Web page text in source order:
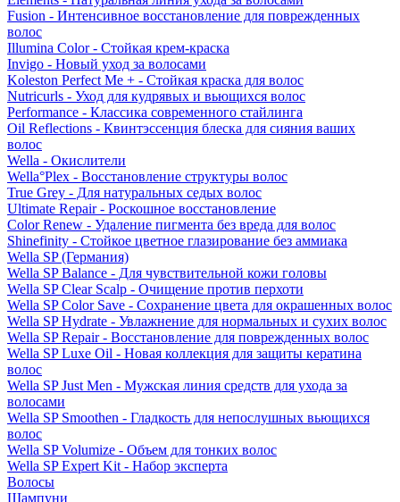
Fusion - Интенсивное восстановление для поврежденных
волос
Illumina Color - Стойкая крем-краска
Invigo - Новый уход за волосами
Koleston Perfect Me + - Стойкая краска для волос
Nutricurls - Уход для кудрявых и вьющихся волос
Performance - Классика современного стайлинга
Oil Reflections - Квинтэссенция блеска для сияния ваших
волос
Wella - Окислители
Wella°Plex - Восстановление структуры волос
True Grey - Для натуральных седых волос
Ultimate Repair - Роскошное восстановление
Color Renew - Удаление пигмента без вреда для волос
Shinefinity - Стойкое цветное глазирование без аммиака
Wella SP (Германия)
Wella SP Balance - Для чувствительной кожи головы
Wella SP Clear Scalp - Очищение против перхоти
Wella SP Color Save - Сохранение цвета для окрашенных волос
Wella SP Hydrate - Увлажнение для нормальных и сухих волос
Wella SP Repair - Восстановление для поврежденных волос
Wella SP Luxe Oil - Новая коллекция для защиты кератина
волос
Wella SP Just Men - Мужская линия средств для ухода за
волосами
Wella SP Smoothen - Гладкость для непослушных вьющихся
волос
Wella SP Volumize - Объем для тонких волос
Wella SP Expert Kit - Набор эксперта
Волосы
Шампуни